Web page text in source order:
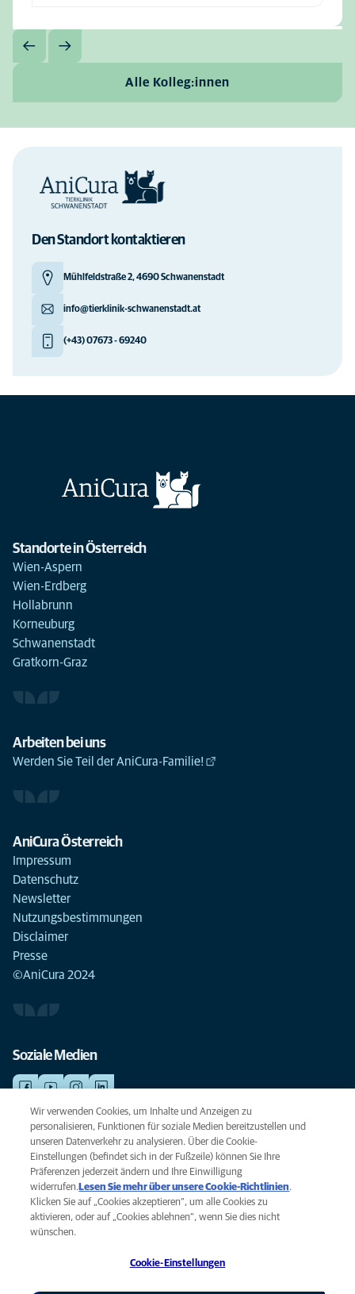
Alle Kolleg:innen
Den Standort kontaktieren
Mühlfeldstraße 2, 4690 Schwanenstadt
info@tierklinik-schwanenstadt.at
(+43) 07673 - 69240
Standorte in Österreich
Wien-Aspern
Wien-Erdberg
Hollabrunn
Korneuburg
Schwanenstadt
Gratkorn-Graz
Arbeiten bei uns
Werden Sie Teil der AniCura-Familie!
AniCura Österreich
Impressum
Datenschutz
Newsletter
Nutzungsbestimmungen
Disclaimer
Presse
©AniCura 2024
Soziale Medien
NOTDIENSTE
Finden Sie hier Ihre Standorte mit Notfallservice. Weil Ihr Tier die beste
Versorgung verdient.
Datenschutz
Legal
Wir verwenden Cookies, um Inhalte und Anzeigen zu
personalisieren, Funktionen für soziale Medien bereitzustellen und
unseren Datenverkehr zu analysieren. Über die Cookie-
Einstellungen (befindet sich in der Fußzeile) können Sie Ihre
Präferenzen jederzeit ändern und Ihre Einwilligung
widerrufen. Lesen Sie mehr über unsere Cookie-Richtlinien(opens
.
Klicken Sie auf „Cookies akzeptieren“, um alle Cookies zu
aktivieren, oder auf „Cookies ablehnen“, wenn Sie dies nicht
wünschen.
Cookie-Einstellungen